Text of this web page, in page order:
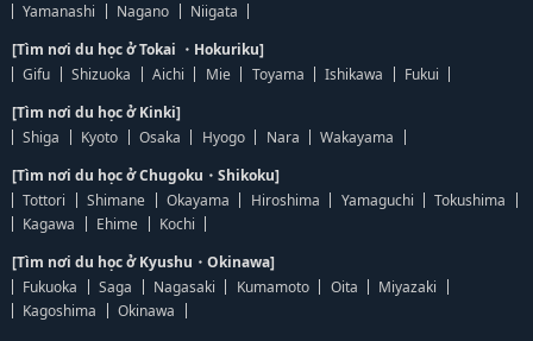
Yamanashi
Nagano
Niigata
[Tìm nơi du học ở Tokai ・Hokuriku]
Gifu
Shizuoka Aichi Mie Toyama Ishikawa
Fukui
[Tìm nơi du học ở Kinki]
Shiga
Kyoto Osaka Hyogo Nara
Wakayama
[Tìm nơi du học ở Chugoku・Shikoku]
Tottori
Shimane Okayama Hiroshima Yamaguchi
Tokushima
Kagawa
Ehime
Kochi
[Tìm nơi du học ở Kyushu・Okinawa]
Fukuoka
Saga Nagasaki Kumamoto Oita
Miyazaki
Kagoshima
Okinawa